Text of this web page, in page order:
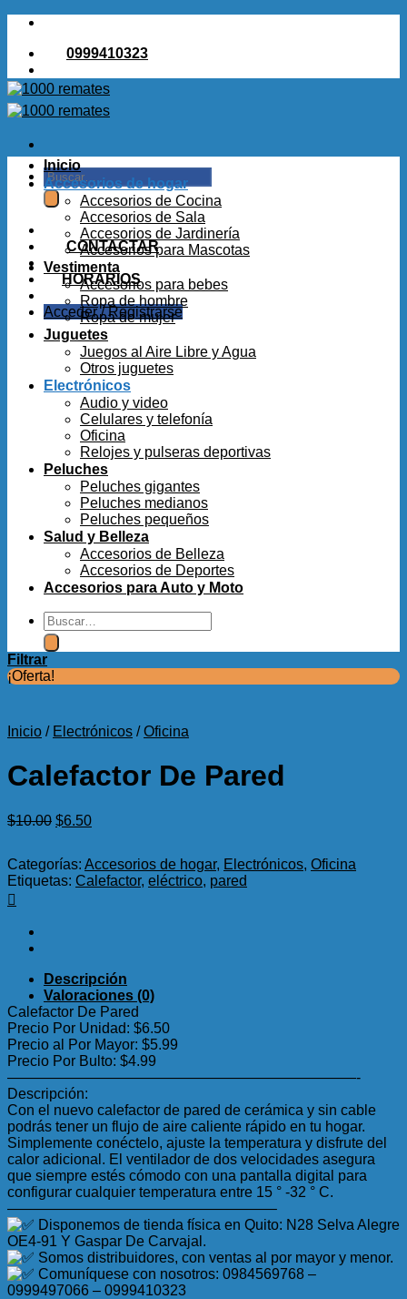
Saltar
contenido0999410323
Buscar
por:
CONTACTAR
HORARIOS
Acceder / Registrarse
Inicio
Accesorios de hogar
Accesorios de Cocina
Accesorios de Sala
Accesorios de Jardinería
Accesorios para Mascotas
Vestimenta
Accesorios para bebes
Ropa de hombre
Ropa de mujer
Juguetes
Juegos al Aire Libre y Agua
Otros juguetes
Electrónicos
Audio y video
Celulares y telefonía
Oficina
Relojes y pulseras deportivas
Peluches
Peluches gigantes
Peluches medianos
Peluches pequeños
Salud y Belleza
Accesorios de Belleza
Accesorios de Deportes
Accesorios para Auto y Moto
Buscar
por:
Filtrar
¡Oferta!
Inicio / Electrónicos / Oficina
Calefactor De Pared
$10.00 El
era:
$10.00.
$6.50El
es:
$6.50.
Categorías: Accesorios de hogar, Electrónicos, Oficina
Etiquetas: Calefactor, eléctrico, pared
Descripción
Valoraciones (0)
Calefactor De Pared
Precio Por Unidad: $6.50
Precio al Por Mayor: $5.99
Precio Por Bulto: $4.99
————————————————————————-
Descripción:
Con el nuevo calefactor de pared de cerámica y sin cable
podrás tener un flujo de aire caliente rápido en tu hogar.
Simplemente conéctelo, ajuste la temperatura y disfrute del
calor adicional. El ventilador de dos velocidades asegura
que siempre estés cómodo con una pantalla digital para
configurar cualquier temperatura entre 15 ° -32 ° C.
——————————————————–
Disponemos de tienda física en Quito: N28 Selva Alegre
OE4-91 Y Gaspar De Carvajal.
Somos distribuidores, con ventas al por mayor y menor.
Comuníquese con nosotros: 0984569768 –
0999497066 – 0999410323